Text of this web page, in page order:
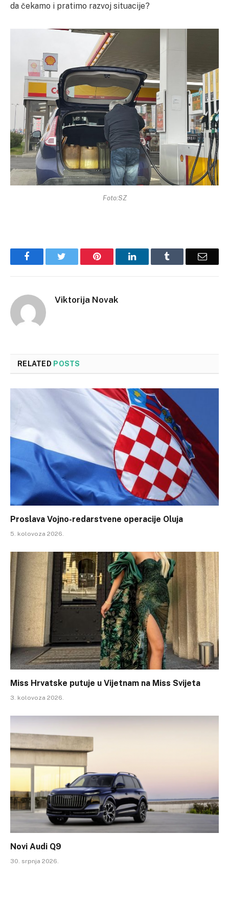
da čekamo i pratimo razvoj situacije?
Foto:SZ
Facebook Pinterest LinkedIn Email
Viktorija Novak
RELATED POSTS
Proslava Vojno-redarstvene operacije Oluja
5. kolovoza 2026.
Miss Hrvatske putuje u Vijetnam na Miss Svijeta
3. kolovoza 2026.
Novi Audi Q9
30. srpnja 2026.